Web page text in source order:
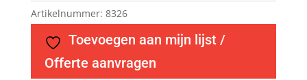
Artikelnummer: 8326
Toevoegen aan mijn lijst /
Offerte aanvragen